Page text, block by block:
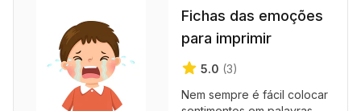
Fichas das emoções
para imprimir
5.0 (3)
Nem sempre é fácil colocar